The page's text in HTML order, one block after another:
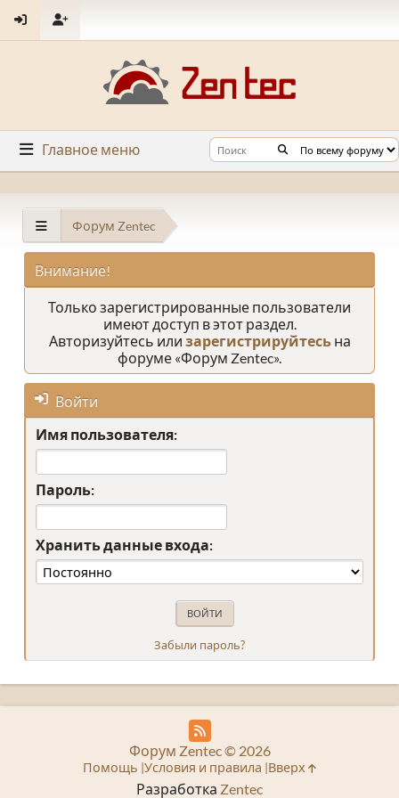
Главное меню
Форум Zentec
Внимание!
Только зарегистрированные пользователи
имеют доступ в этот раздел.
Авторизуйтесь или зарегистрируйтесьна
форуме «Форум Zentec».
Войти
Имя пользователя:
Пароль:
Хранить данные входа:
Забыли пароль?
Разработка Zentec
Форум Zentec © 2026
Помощь Условия и правила Вверх